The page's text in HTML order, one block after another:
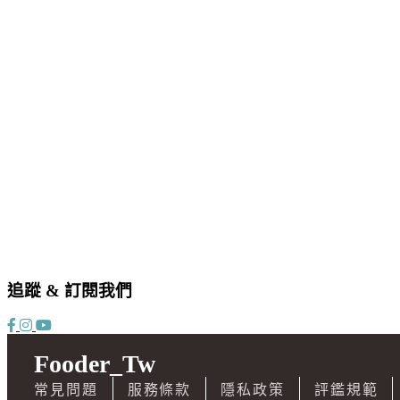
追蹤 & 訂閱我們
Fooder_Tw
常見問題 服務條款 隱私政策 評鑑規範